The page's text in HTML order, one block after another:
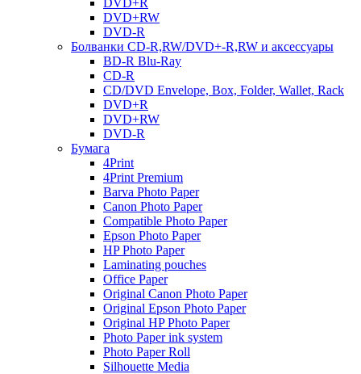
DVD+R
DVD+RW
DVD-R
Болванки CD-R,RW/DVD+-R,RW и аксессуары
BD-R Blu-Ray
CD-R
CD/DVD Envelope, Box, Folder, Wallet, Rack
DVD+R
DVD+RW
DVD-R
Бумага
4Print
4Print Premium
Barva Photo Paper
Canon Photo Paper
Compatible Photo Paper
Epson Photo Paper
HP Photo Paper
Laminating pouches
Office Paper
Original Canon Photo Paper
Original Epson Photo Paper
Original HP Photo Paper
Photo Paper ink system
Photo Paper Roll
Silhouette Media